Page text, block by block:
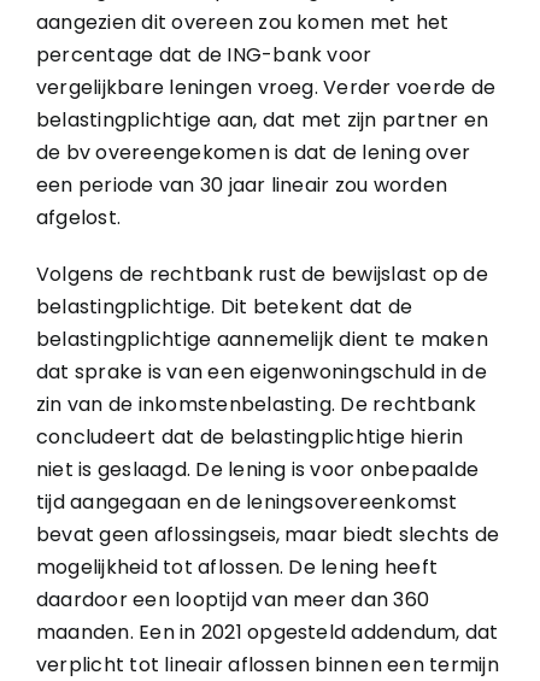
aangezien dit overeen zou komen met het
percentage dat de ING-bank voor
vergelijkbare leningen vroeg. Verder voerde de
belastingplichtige aan, dat met zijn partner en
de bv overeengekomen is dat de lening over
een periode van 30 jaar lineair zou worden
afgelost.
Volgens de rechtbank rust de bewijslast op de
belastingplichtige. Dit betekent dat de
belastingplichtige aannemelijk dient te maken
dat sprake is van een eigenwoningschuld in de
zin van de inkomstenbelasting. De rechtbank
concludeert dat de belastingplichtige hierin
niet is geslaagd. De lening is voor onbepaalde
tijd aangegaan en de leningsovereenkomst
bevat geen aflossingseis, maar biedt slechts de
mogelijkheid tot aflossen. De lening heeft
daardoor een looptijd van meer dan 360
maanden. Een in 2021 opgesteld addendum, dat
verplicht tot lineair aflossen binnen een termijn